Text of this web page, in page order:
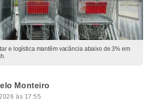
e logística mantêm vacância abaixo de 3% em
Monteiro
às 17:55